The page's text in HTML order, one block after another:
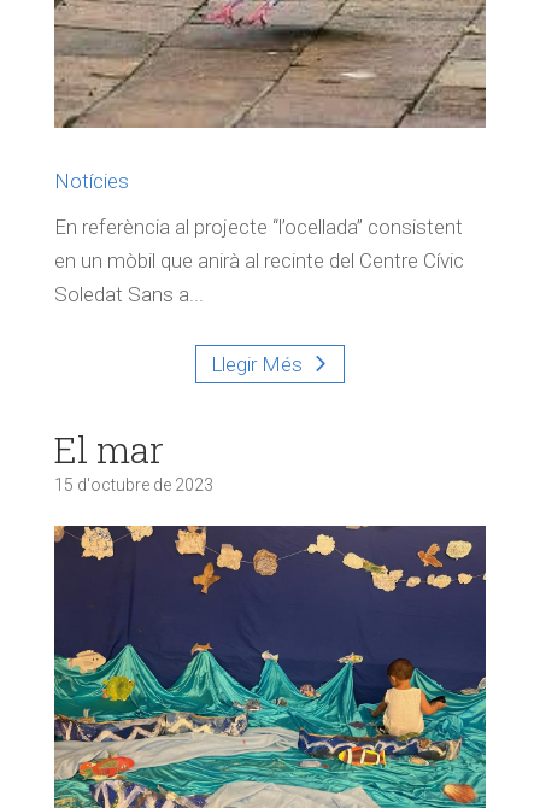
Notícies
En referència al projecte “l’ocellada” consistent
en un mòbil que anirà al recinte del Centre Cívic
Soledat Sans a...
Llegir Més
El mar
15 d'octubre de 2023